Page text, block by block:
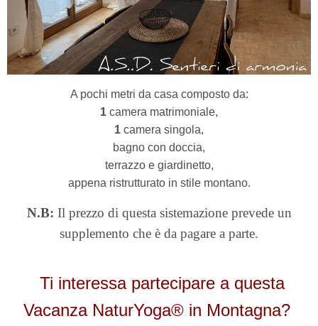
A pochi metri da casa composto da:
1 camera matrimoniale,
1 camera singola,
bagno con doccia,
terrazzo e giardinetto,
appena ristrutturatoin stile montano.
N.B: Il prezzo di questa sistemazione prevede un
supplemento che è da pagare a parte.
Ti interessa partecipare a questa
Vacanza NaturYoga® in Montagna?